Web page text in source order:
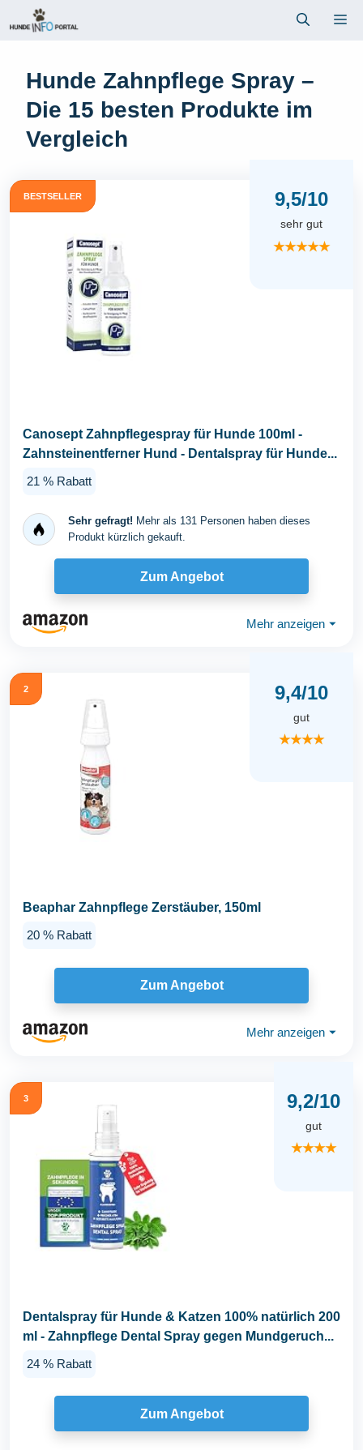
Inhalt
Hunde Zahnpflege Spray –
Die 15 besten Produkte im
Vergleich
BESTSELLER 9,5/10
sehr gut
★★★★★
Canosept Zahnpflegespray für Hunde 100ml -
Zahnsteinentferner Hund - Dentalspray für Hunde...
21 % Rabatt
Sehr gefragt! Mehr als 131 Personen haben dieses
Produkt kürzlich gekauft.
Zum Angebot
Mehr anzeigen ⏷
2 9,4/10
gut
★★★★
Beaphar Zahnpflege Zerstäuber, 150ml
20 % Rabatt
Zum Angebot
Mehr anzeigen ⏷
3 9,2/10
gut
★★★★
Dentalspray für Hunde & Katzen 100% natürlich 200
ml - Zahnpflege Dental Spray gegen Mundgeruch...
24 % Rabatt
Zum Angebot